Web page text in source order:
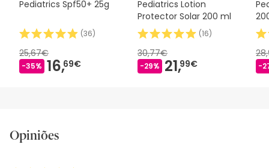
Pediatrics Spf50+ 25g
(36)
25,67€
-35% 16,69€
Pediatrics Lotion
Protector Solar 200 ml
(16)
30,77€
-29% 21,99€ -
Opiniões